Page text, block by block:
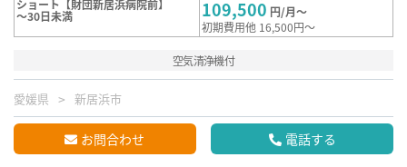
ショート【財団新居浜病院前】
～30日未満 109,500 円/月～
初期費用他 16,500円～
空気清浄機付
愛媛県 新居浜市
お問合わせ 電話する